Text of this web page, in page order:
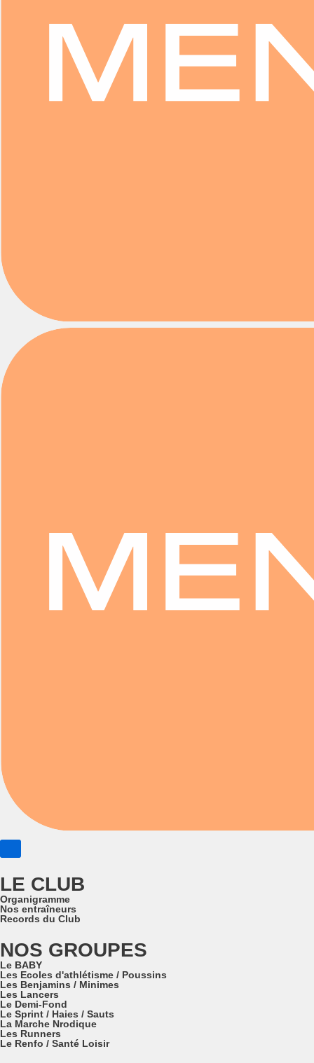
LE CLUB
Organigramme
Nos entraîneurs
Records du Club
NOS GROUPES
Le BABY
Les Ecoles d'athlétisme / Poussins
Les Benjamins / Minimes
Les Lancers
Le Demi-Fond
Le Sprint / Haies / Sauts
La Marche Nrodique
Les Runners
Le Renfo / Santé Loisir